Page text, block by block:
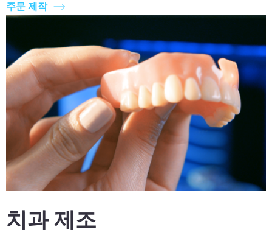
주문 제작
치과 제조